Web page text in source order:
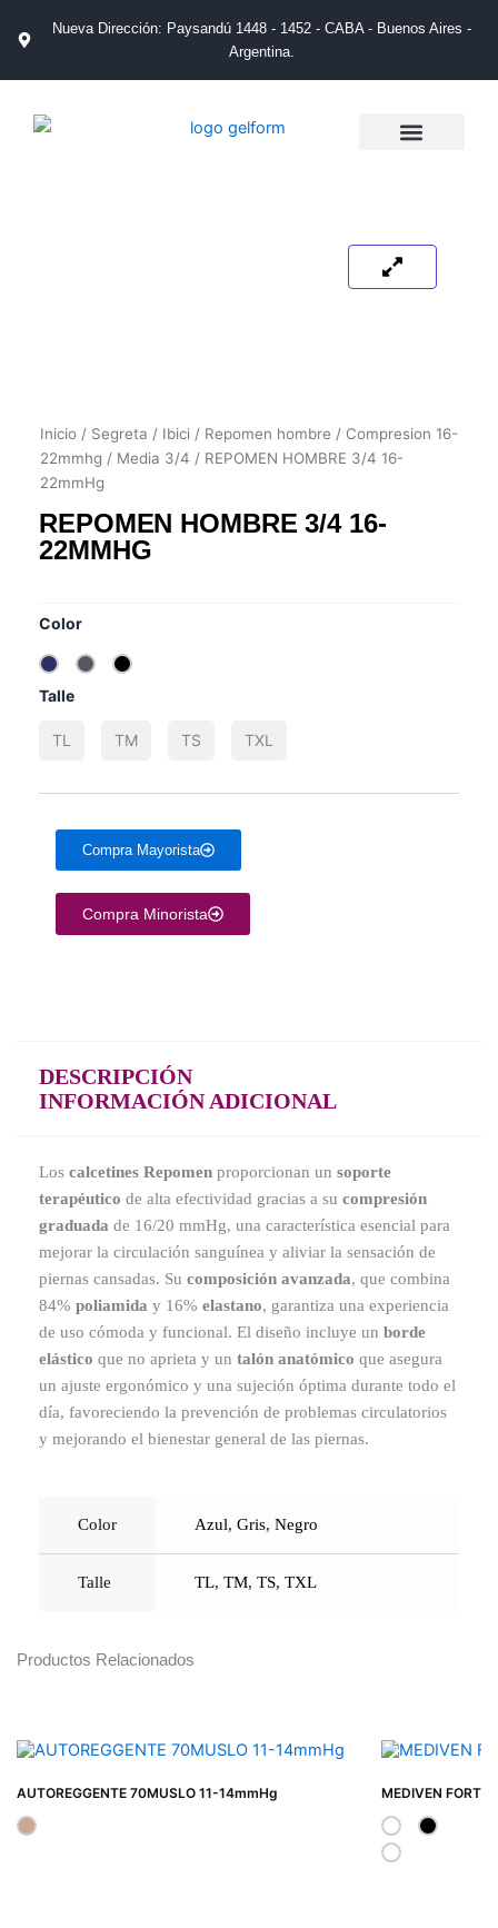
Nueva Dirección: Paysandú 1448 - 1452 - CABA - Buenos Aires -
Argentina.
Inicio / Segreta / Ibici / Repomen hombre / Compresion 16-
22mmhg / Media 3/4 / REPOMEN HOMBRE 3/4 16-
22mmHg
REPOMEN HOMBRE 3/4 16-
22MMHG
Color
Talle
TL TM TS TXL
Compra Mayorista
Compra Minorista
DESCRIPCIÓN
INFORMACIÓN ADICIONAL
Los calcetines Repomen proporcionan un soporte
terapéutico de alta efectividad gracias a su compresión
graduada de 16/20 mmHg, una característica esencial para
mejorar la circulación sanguínea y aliviar la sensación de
piernas cansadas. Su composición avanzada, que combina
84% poliamida y 16% elastano, garantiza una experiencia
de uso cómoda y funcional. El diseño incluye un borde
elástico que no aprieta y un talón anatómico que asegura
un ajuste ergonómico y una sujeción óptima durante todo el
día, favoreciendo la prevención de problemas circulatorios
y mejorando el bienestar general de las piernas.
Color Azul, Gris, Negro
Talle TL, TM, TS, TXL
Productos Relacionados
AUTOREGGENTE 70MUSLO 11-14mmHg MEDIVEN